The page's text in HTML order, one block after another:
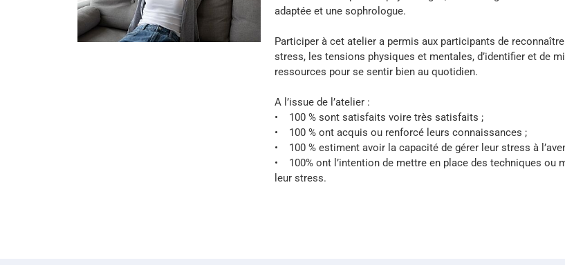
adaptée et une sophrologue.
Participer à cet atelier a permis aux participants de
stress, les tensions physiques et mentales, d’identifier et de
ressources pour se sentir bien au quotidien.
A l’issue de l’atelier :
• 100 % sont satisfaits voire très satisfaits ;
• 100 % ont acquis ou renforcé leurs connaissances ;
• 100 % estiment avoir la capacité de gérer leur stress à
• 100% ont l’intention de mettre en place des techniques ou
leur stress.